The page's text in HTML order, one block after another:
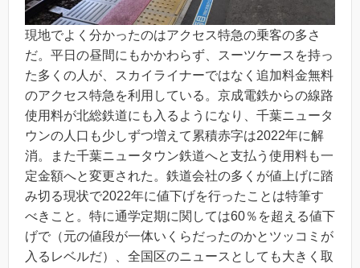
現地でよく分かったのはアクセス特急の乗客の多さ
だ。平日の昼間にもかかわらず、スーツケースを持っ
た多くの人が、スカイライナーではなく追加料金無料
のアクセス特急を利用している。京成電鉄からの線路
使用料が北総鉄道にも入るようになり、千葉ニュータ
ウンの人口も少しずつ増えて累積赤字は2022年に解
消。また千葉ニュータウン鉄道へと支払う使用料も一
定金額へと変更された。鉄道会社の多くが値上げに踏
み切る現状で2022年に値下げを行ったことは特筆す
べきこと。特に通学定期に関しては60％を超える値下
げで（元の値段が一体いくらだったのかとツッコミが
入るレベルだ）、全国区のニュースとしても大きく取